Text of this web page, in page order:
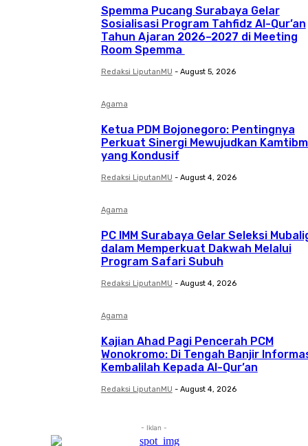
Spemma Pucang Surabaya Gelar
Sosialisasi Program Tahfidz Al-Qur’an
Tahun Ajaran 2026–2027 di Meeting
Room Spemma
Redaksi LiputanMU - August 5, 2026
Agama
Ketua PDM Bojonegoro: Pentingnya
Perkuat Sinergi Mewujudkan
yang Kondusif
Redaksi LiputanMU - August 4, 2026
Agama
PC IMM Surabaya Gelar Seleksi
dalam Memperkuat Dakwah Melalui
Program Safari Subuh
Redaksi LiputanMU - August 4, 2026
Agama
Kajian Ahad Pagi Pencerah PCM
Wonokromo: Di Tengah Banjir
Kembalilah Kepada Al-Qur’an
Redaksi LiputanMU - August 4, 2026
- Iklan -